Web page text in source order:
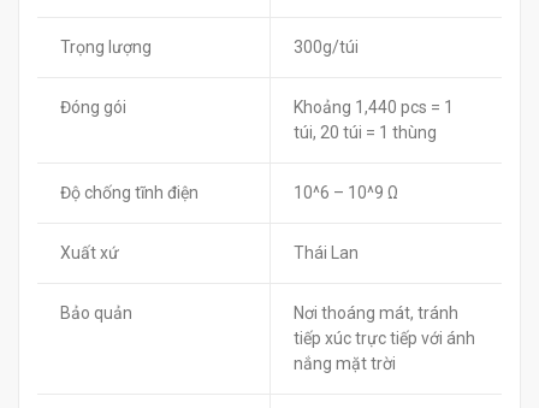
Trọng lượng 300g/túi
Đóng gói
Khoảng 1,440 pcs = 1
túi, 20 túi = 1 thùng
Độ chống tĩnh điện 10^6 – 10^9 Ω
Xuất xứ Thái Lan
Bảo quản
Nơi thoáng mát, tránh
tiếp xúc trực tiếp với ánh
nắng mặt trời